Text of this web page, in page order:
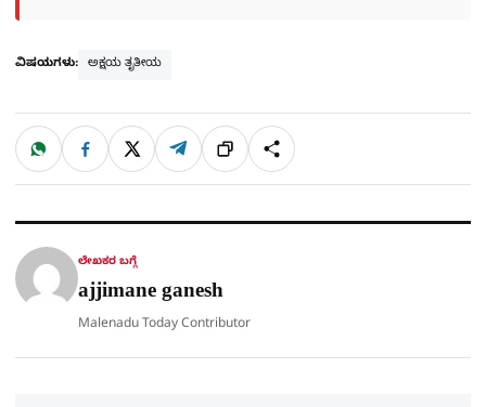
ವಿಷಯಗಳು: ಅಕ್ಷಯ ತೃತೀಯ
ಹಂಚಿಕೊಳ್ಳಿ
W
a
t
p
p
F
c
e
o
k
X T
l
e
a
m
ಲಿಂ
ಕ್
S
h
a
ಲೇಖಕರ ಬಗ್ಗೆ
ajjimane ganesh
Malenadu Today Contributor